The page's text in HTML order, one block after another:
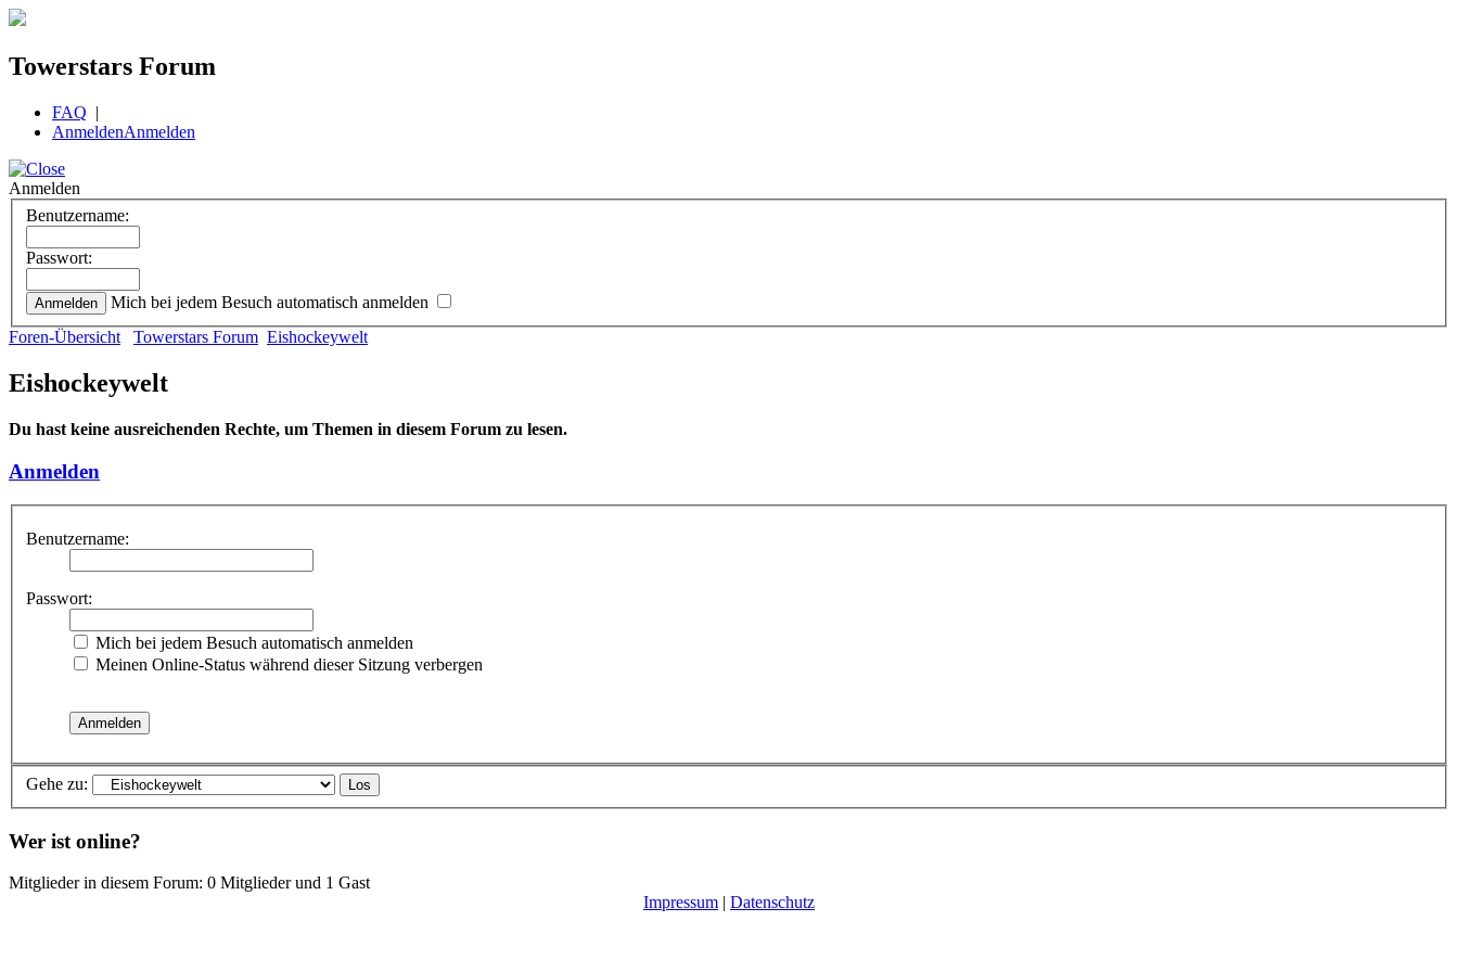
Towerstars Forum
FAQ |
AnmeldenAnmelden
Anmelden
Benutzername:
Passwort:
Mich bei jedem Besuch automatisch anmelden
Foren-Übersicht
Towerstars Forum Eishockeywelt
Eishockeywelt
Du hast keine ausreichenden Rechte, um Themen in diesem Forum zu lesen.
Anmelden
Benutzername:
Passwort:
Mich bei jedem Besuch automatisch anmelden
Meinen Online-Status während dieser Sitzung verbergen
Gehe zu:
Wer ist online?
Mitglieder in diesem Forum: 0 Mitglieder und 1 Gast
Impressum | Datenschutz